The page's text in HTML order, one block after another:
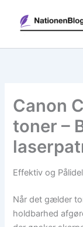
indholdet
Canon
toner –
Effektiv og
Når det gælder
holdbarhed